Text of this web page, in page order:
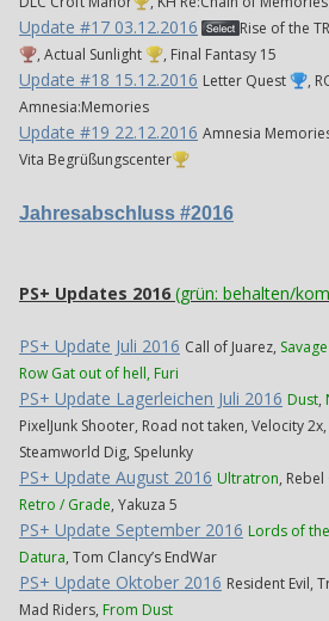
Update #17 03.12.2016 Rise of the TR
, Actual Sunlight
, Final Fantasy 15
Update #18 15.12.2016 Letter Quest ,
Amnesia:Memories
Update #19 22.12.2016 Amnesia
Vita Begrüßungscenter
Jahresabschluss #2016
PS+ Updates 2016 (grün: behalten/
PS+ Update Juli 2016 Call of Juarez,
Row Gat out of hell, Furi
PS+ Update Lagerleichen Juli 2016 Dust,
PixelJunk Shooter, Road not taken, Velocity
Steamworld Dig, Spelunky
PS+ Update August 2016 Ultratron,
Retro / Grade, Yakuza 5
PS+ Update September 2016 Lords of
Datura, Tom Clancy’s EndWar
PS+ Update Oktober 2016 Resident Evil,
Mad Riders, From Dust